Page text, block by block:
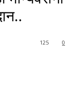
0
125